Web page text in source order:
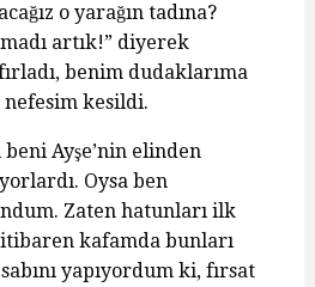
o yarağın tadına?
artık!” diyerek
benim dudaklarıma
nefesim kesildi.
Ayşe’nin elinden
Oysa ben
Zaten hatunları ilk
kafamda bunları
yapıyordum ki, fırsat